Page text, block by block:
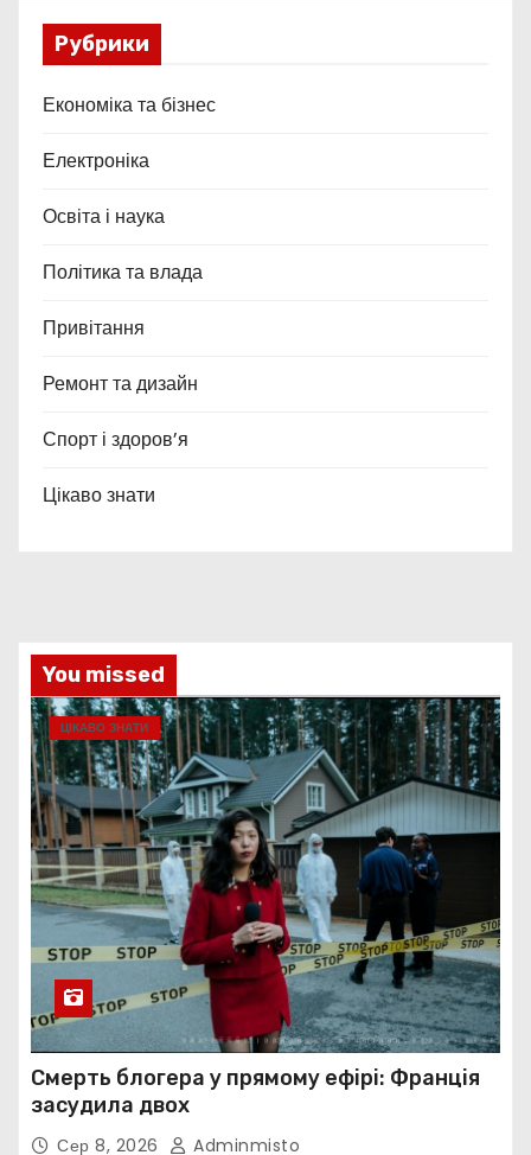
Рубрики
Економіка та бізнес
Електроніка
Освіта і наука
Політика та влада
Привітання
Ремонт та дизайн
Спорт і здоров’я
Цікаво знати
You missed
ЦІКАВО ЗНАТИ
Смерть блогера у прямому ефірі: Франція
засудила двох
Сер 8, 2026 Adminmisto